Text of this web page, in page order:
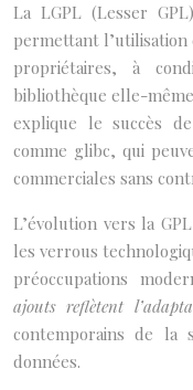
La LGPL (Lesser
permettant l’utilisation
propriétaires, à
bibliothèque elle-
explique le succès
comme glibc, qui
commerciales sans
L’évolution vers la
les verrous
préoccupations
ajouts reflètent
contemporains de la
données.